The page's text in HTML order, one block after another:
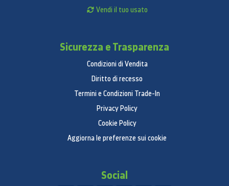
Vendi il tuo usato
Sicurezza e Trasparenza
Condizioni di Vendita
Diritto di recesso
Termini e Condizioni Trade-In
Privacy Policy
Cookie Policy
Aggiorna le preferenze sui cookie
Social